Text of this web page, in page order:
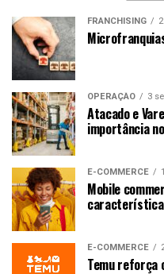
FRANCHISING
OPERAÇÃO 3
Atacado e
importância
E-COMMERCE
Mobile
E-COMMERCE
Temu reforça